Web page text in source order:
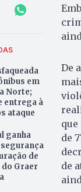
em
Norte;
entrega à
ataque
ganha
de
do Graer
De
de
de